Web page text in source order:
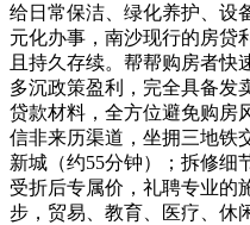
给日常保洁、绿化养护、设
元化办事，南沙现行的房贷
且持久存续。帮帮购房者快
多沉政策盈利，完全具备发
贷款材料，全方位避免购房
信非来历渠道，坐拥三地铁
新城（约55分钟）；拆修细
受折后专属价，礼聘专业的
步，贸易、教育、医疗、休